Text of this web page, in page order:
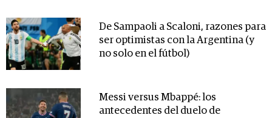
De Sampaoli a Scaloni, razones para
ser optimistas con la Argentina (y
no solo en el fútbol)
Messi versus Mbappé: los
antecedentes del duelo de